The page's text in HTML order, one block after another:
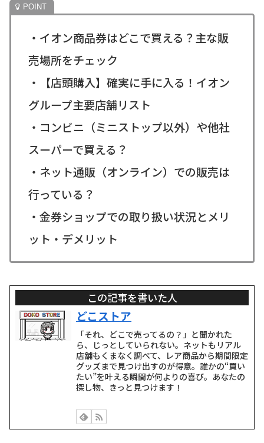
・イオン商品券はどこで買える？主な販
売場所をチェック
・【店頭購入】確実に手に入る！イオン
グループ主要店舗リスト
・コンビニ（ミニストップ以外）や他社
スーパーで買える？
・ネット通販（オンライン）での販売は
行っている？
・金券ショップでの取り扱い状況とメリ
ット・デメリット
この記事を書いた人
どこストア
「それ、どこで売ってるの？」と聞かれた
ら、じっとしていられない。ネットもリアル
店舗もくまなく調べて、レア商品から期間限定
グッズまで見つけ出すのが得意。誰かの“買い
たい”を叶える瞬間が何よりの喜び。あなたの
探し物、きっと見つけます！